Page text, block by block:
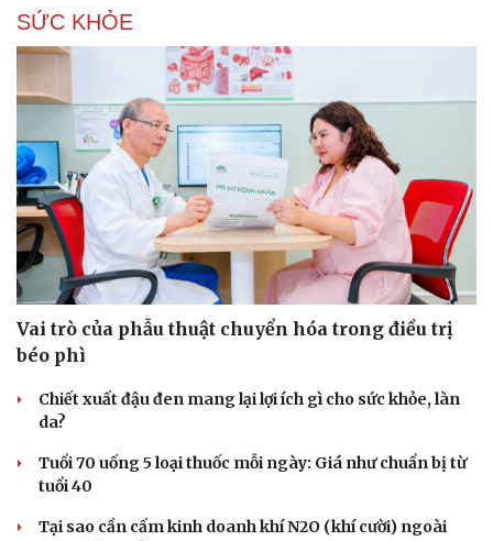
Săn Tour
check-in
Câu chuyện thời sự
Cửa sổ tình yêu
Kể chuyện cho bé
Hạt giống tâm hồn
SỨC KHỎE
Vai trò của phẫu thuật chuyển hóa trong điều trị
béo phì
Chiết xuất đậu đen mang lại lợi ích gì cho sức khỏe, làn
da?
Tuổi 70 uống 5 loại thuốc mỗi ngày: Giá như chuẩn bị từ
tuổi 40
Tại sao cần cấm kinh doanh khí N2O (khí cười) ngoài